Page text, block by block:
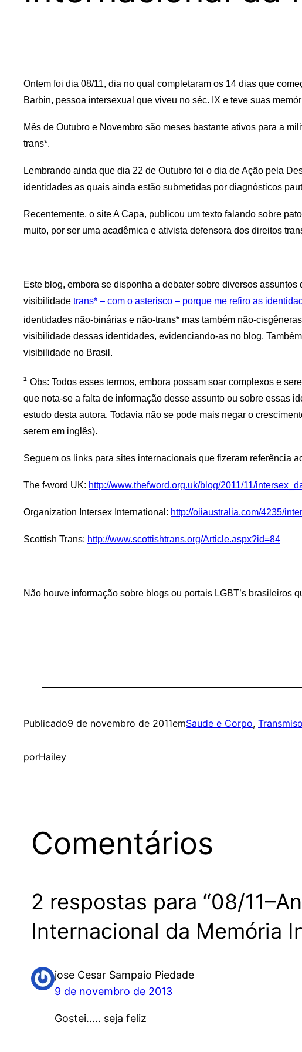
Ontem foi dia 08/11, dia no qual completaram os 14 dias que
Barbin, pessoa intersexual que viveu no séc. IX e teve suas
Mês de Outubro e Novembro são meses bastante ativos para a
trans*.
Lembrando ainda que dia 22 de Outubro foi o dia de Ação pela
identidades as quais ainda estão submetidas por diagnósticos
Recentemente, o site A Capa, publicou um texto falando sobre
muito, por ser uma acadêmica e ativista defensora dos direitos
Este blog, embora se disponha a debater sobre diversos
visibilidade trans* – com o asterisco – porque me refiro as
identidades não-binárias e não-trans* mas também não-
visibilidade dessas identidades, evidenciando-as no blog.
visibilidade no Brasil.
1
Obs: Todos esses termos, embora possam soar complexos e
que nota-se a falta de informação desse assunto ou sobre essas
estudo desta autora. Todavia não se pode mais negar o
serem em inglês).
Seguem os links para sites internacionais que fizeram referência
The f-word UK: http://www.thefword.org.uk/blog/2011/11/
Organization Intersex International: http://oiiaustralia.com/4235/
Scottish Trans: http://www.scottishtrans.org/Article.aspx?id=84
Não houve informação sobre blogs ou portais LGBT’s brasileiros
Publicado9 de novembro de 2011emSaude e Corpo,
porHailey
Comentários
2 respostas para “08/
Internacional da Memória
jose Cesar Sampaio Piedade
9 de novembro de 2013
Gostei….. seja feliz